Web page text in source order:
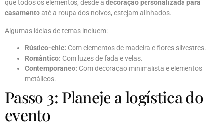
que todos os elementos, desde a decoração personalizada para
casamentoaté a roupa dos noivos, estejam alinhados.
Algumas ideias de temas incluem:
Rústico-chic: Com elementos de madeira e flores silvestres.
Romântico: Com luzes de fada e velas.
Contemporâneo: Com decoração minimalista e elementos
metálicos.
Passo 3: Planeje a logística do
evento